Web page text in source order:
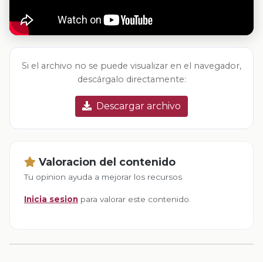
Si el archivo no se puede visualizar en el navegador,
descárgalo directamente:
Descargar archivo
Valoracion del contenido
Tu opinion ayuda a mejorar los recursos
Inicia sesion para valorar este contenido.